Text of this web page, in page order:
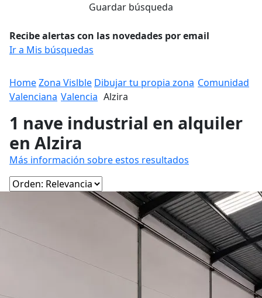
Guardar búsqueda
Recibe alertas con las novedades por email
Ir a Mis búsquedas
HomeZona Vislble Dibujar tu propia zona Comunidad
Valenciana Valencia Alzira
1 nave industrial en alquiler
en Alzira
Más información sobre estos resultados